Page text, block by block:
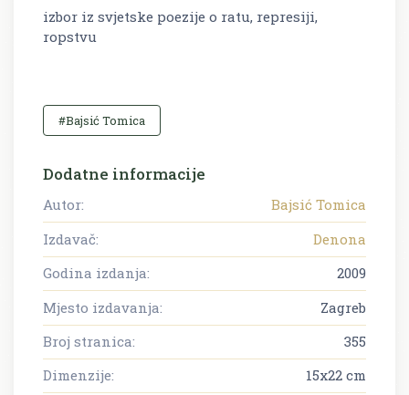
izbor iz svjetske poezije o ratu, represiji,
ropstvu
#Bajsić Tomica
Dodatne informacije
Autor:
Bajsić Tomica
Izdavač:
Denona
Godina izdanja:
2009
Mjesto izdavanja:
Zagreb
Broj stranica:
355
Dimenzije:
15x22 cm